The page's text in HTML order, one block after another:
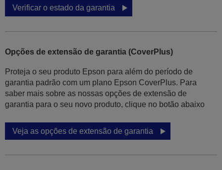
Verificar o estado da garantia
Opções de extensão de garantia (CoverPlus)
Proteja o seu produto Epson para além do período de
garantia padrão com um plano Epson CoverPlus. Para
saber mais sobre as nossas opções de extensão de
garantia para o seu novo produto, clique no botão abaixo
Veja as opções de extensão de garantia